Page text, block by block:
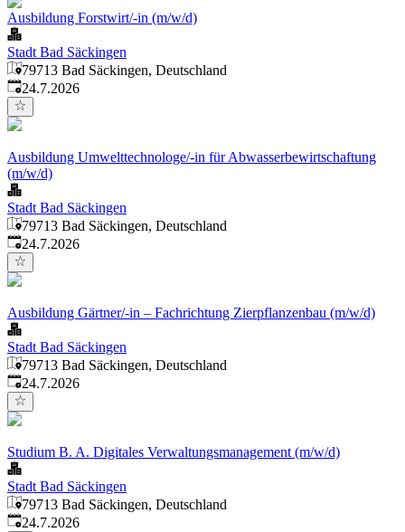
Ausbildung Forstwirt/-in (m/w/d)
Stadt Bad Säckingen
79713 Bad Säckingen, Deutschland
Veröffentlicht
24.7.2026
Ausbildung Umwelttechnologe/-in für Abwasserbewirtschaftung
(m/w/d)
Stadt Bad Säckingen
79713 Bad Säckingen, Deutschland
Veröffentlicht
24.7.2026
Ausbildung Gärtner/-in – Fachrichtung Zierpflanzenbau (m/w/d)
Stadt Bad Säckingen
79713 Bad Säckingen, Deutschland
Veröffentlicht
24.7.2026
Studium B. A. Digitales Verwaltungsmanagement (m/w/d)
Stadt Bad Säckingen
79713 Bad Säckingen, Deutschland
Veröffentlicht
24.7.2026